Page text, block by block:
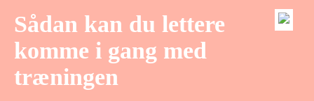
Sådan kan du lettere
komme i gang med
træningen